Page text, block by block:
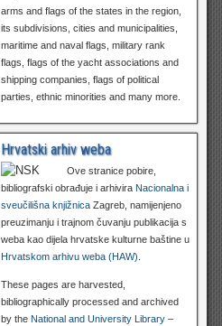
arms and flags of the states in the region,
its subdivisions, cities and municipalities,
maritime and naval flags, military rank
flags, flags of the yacht associations and
shipping companies, flags of political
parties, ethnic minorities and many more.
Hrvatski arhiv weba
Ove stranice pobire,
bibliografski obrađuje i arhivira Nacionalna i
sveučilišna knjižnicaZagreb, namijenjeno
preuzimanju i trajnom čuvanju publikacija s
weba kao dijela hrvatske kulturne baštine u
Hrvatskom arhivu weba (HAW)
These pages are harvested,
bibliographically processed and archived
by the National and University Library–